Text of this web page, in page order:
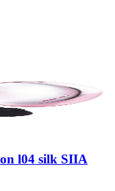
l04 silk SIIA